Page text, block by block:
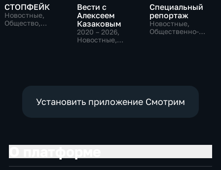
СТОПФЕЙК
Новостные,
Общество,
Вести с
Алексеем
Казаковым
2020 – 2026,
Новостные,
Специальный
репортаж
Новостные,
Общественно-
Установить приложение Смотрим